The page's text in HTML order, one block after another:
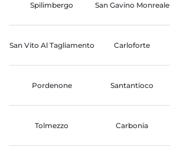
Spilimbergo San Gavino Monreale
San Vito Al Tagliamento Carloforte
Pordenone Santantioco
Tolmezzo Carbonia